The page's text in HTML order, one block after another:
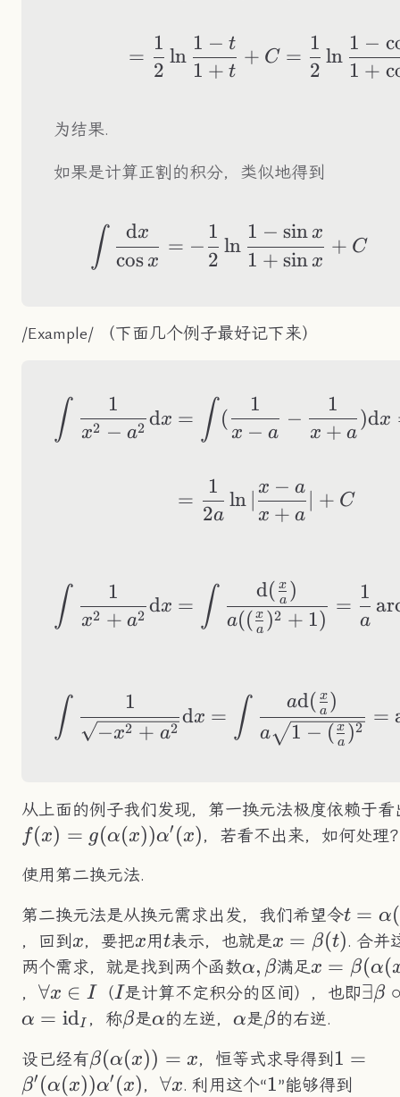
=
2
1
ln
1 + t
1 − t
+ C =
2
1
ln
1 +
1 −
为结果.
如果是计算正割的积分，类似地得到
∫ cos x
dx
= −
2
1
ln
1 + sin x
1 − sin x
+ C
/Example/ （下面几个例子最好记下来）
∫ x2 − a2
1
dx = ∫ (
x − a
1
−
x + a
1
)dx
=
2a
1
ln
x + a
x − a
+ C
∫ x2 + a2
1
dx = ∫ a(( a
x )2 + 1)
d( a
x )
=
a
1
∫ −x2 + a2
1
dx = ∫ a 1 − ( a
x )2
ad( a
x )
=
从上面的例子我们发现，第一换元法极度依赖于看
f(x) = g(α(x))α′ (x)，若看不出来，如何处理
使用第二换元法.
第二换元法是从换元需求出发，我们希望令t = α(
，回到x
x，要把x
x用t
t表示，也就是x=\beta(t)
x = β(t). 合并
两个需求，就是找到两个函数\alpha,\beta
α, β满足x = β(α(
， \forall
x\in I
∀x ∈ I （I
I是计算不定积分的区间），也即∃β
α = idI ，称\beta
β是\alpha
α的左逆，\alpha
α是\beta
β的右逆.
设已经有\beta(\alpha(x))=x
β(α(x)) = x，恒等式求导得到 1 =
β′ (α(x))α′ (x)，\forall
∀x. 利用这个“1
1”能够得到